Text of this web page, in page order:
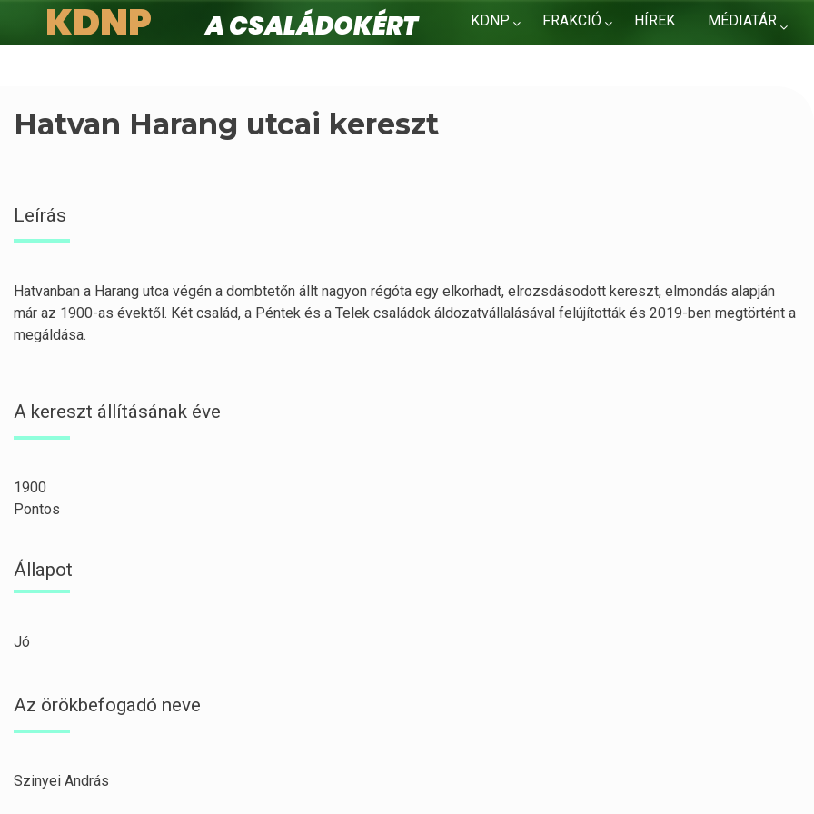
KDNP FRAKCIÓ HÍREK MÉDIATÁR
KDNP
A családokért.
Hatvan Harang utcai kereszt
Leírás
Hatvanban a Harang utca végén a dombtetőn állt nagyon régóta egy elkorhadt, elrozsdásodott kereszt, elmondás alapján
már az 1900-as évektől. Két család, a Péntek és a Telek családok áldozatvállalásával felújították és 2019-ben megtörtént a
megáldása.
A kereszt állításának éve
1900
Pontos
Állapot
Jó
Az örökbefogadó neve
Szinyei András